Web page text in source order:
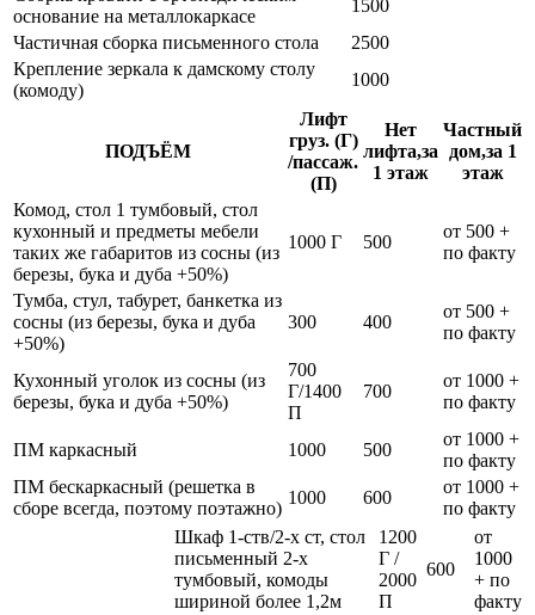
основание на металлокаркасе
1500
Частичная сборка письменного стола
2500
Крепление зеркала к дамскому столу
(комоду)
1000
ПОДЪЁМ
Лифт
груз. (Г)
/пассаж.
(П)
Нет
лифта,за
1 этаж
Частный
дом,за 1
этаж
Комод, стол 1 тумбовый, стол
кухонный и предметы мебели
таких же габаритов из сосны (из
березы, бука и дуба +50%)
1000 Г 500
от 500 +
по факту
Тумба, стул, табурет, банкетка из
сосны (из березы, бука и дуба
+50%)
300 400
от 500 +
по факту
Кухонный уголок из сосны (из
березы, бука и дуба +50%)
700
Г/1400
П
700
от 1000 +
по факту
ПМ каркасный 1000 500
от 1000 +
по факту
ПМ бескаркасный (решетка в
сборе всегда, поэтому поэтажно)
1000 600
от 1000 +
по факту
Шкаф 1-ств/2-х ст, стол
письменный 2-х
тумбовый, комоды
шириной более 1,2м
1200
Г /
2000
П
600
от
1000
+ по
факту